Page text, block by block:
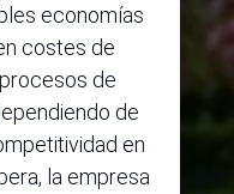
economías
costes de
de
de
en
la empresa